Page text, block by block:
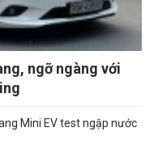
ngỡ ngàng với
Mini EV test ngập nước